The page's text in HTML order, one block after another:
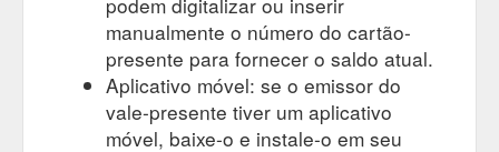
manualmente o número do cartão-
presente para fornecer o saldo atual.
Aplicativo móvel: se o emissor do
vale-presente tiver um aplicativo
móvel, baixe-o e instale-o em seu